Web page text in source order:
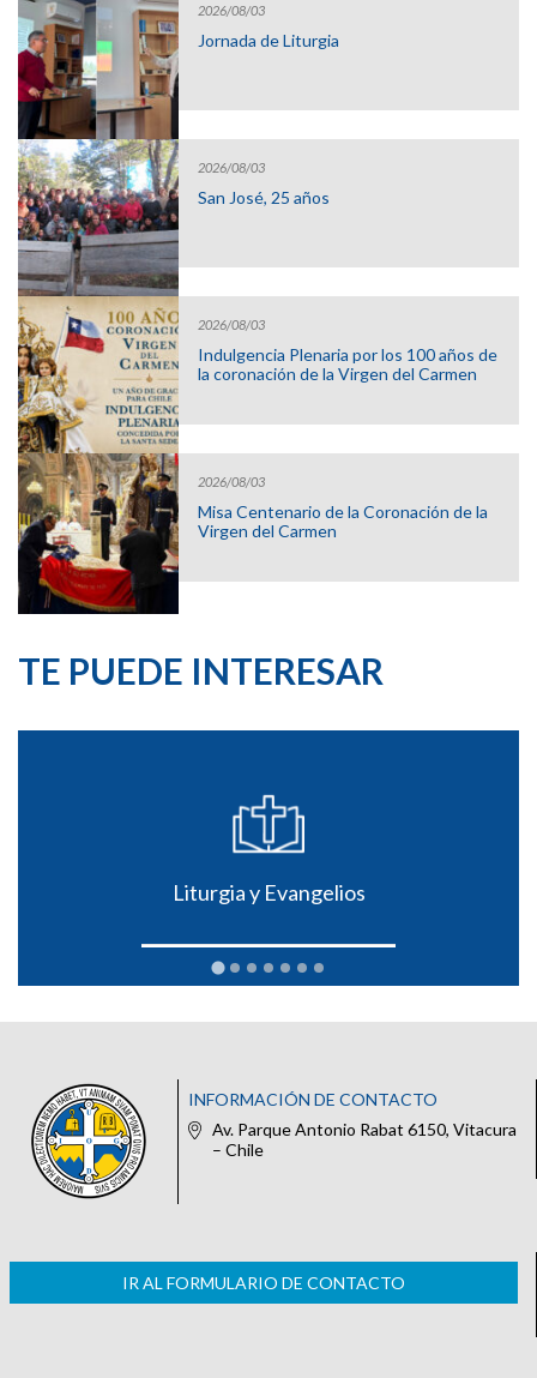
2026/08/03
Jornada de Liturgia
2026/08/03
San José, 25 años
2026/08/03
Indulgencia Plenaria por los 100 años de
la coronación de la Virgen del Carmen
2026/08/03
Misa Centenario de la Coronación de la
Virgen del Carmen
TE PUEDE INTERESAR
Liturgia y Evangelios
INFORMACIÓN DE CONTACTO
Av. Parque Antonio Rabat 6150, Vitacura
– Chile
IR AL FORMULARIO DE CONTACTO